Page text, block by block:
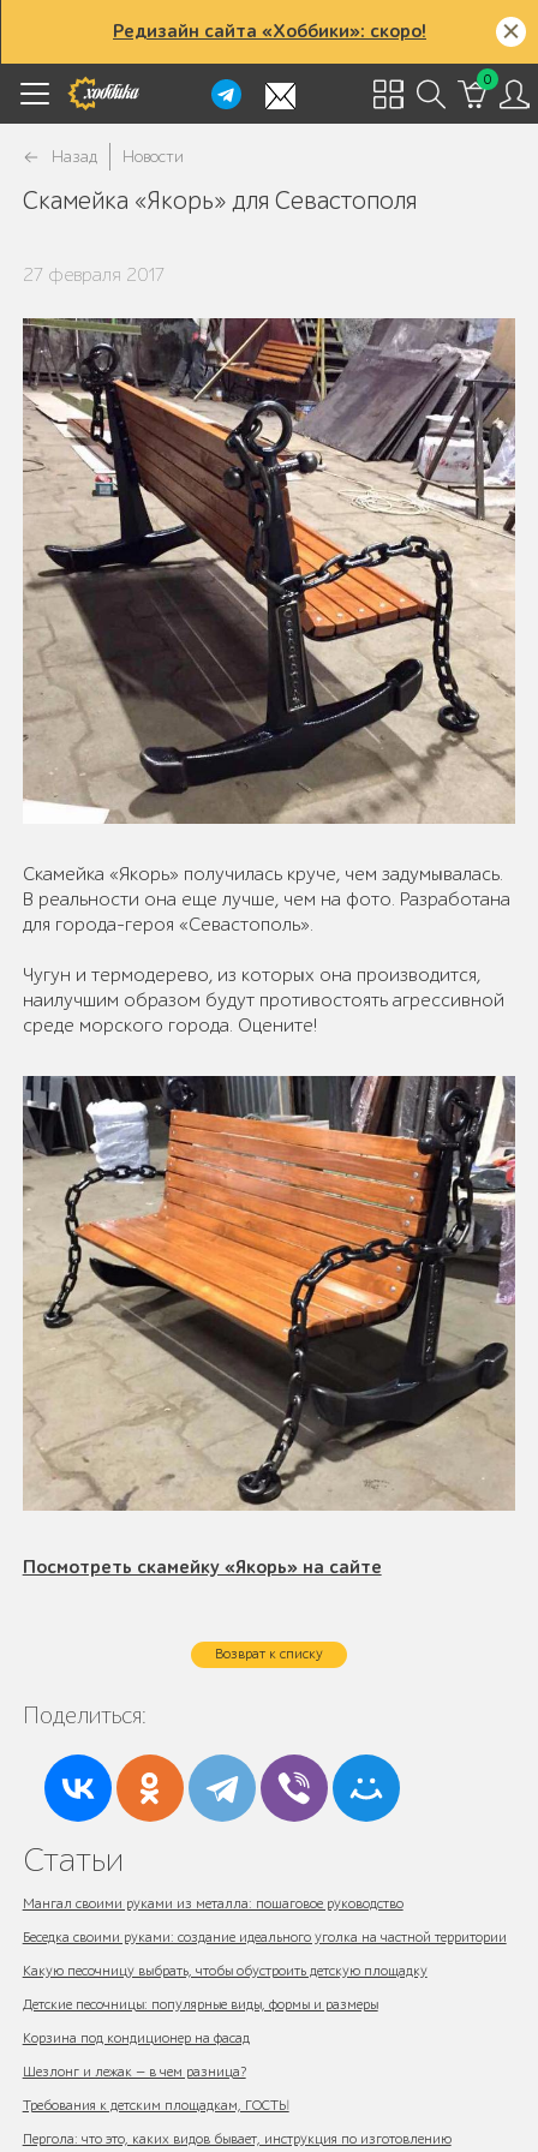
Редизайн сайта «Хоббики»: скоро!
0
Назад Новости
Скамейка «Якорь» для Севастополя
27 февраля 2017
Скамейка «Якорь» получилась круче, чем задумывалась.
В реальности она еще лучше, чем на фото. Разработана
для города-героя «Севастополь».
Чугун и термодерево, из которых она производится,
наилучшим образом будут противостоять агрессивной
среде морского города. Оцените!
Посмотреть скамейку «Якорь» на сайте
Возврат к списку
Поделиться:
Статьи
Мангал своими руками из металла: пошаговое руководство
Беседка своими руками: создание идеального уголка на частной территории
Какую песочницу выбрать, чтобы обустроить детскую площадку
Детские песочницы: популярные виды, формы и размеры
Корзина под кондиционер на фасад
Шезлонг и лежак — в чем разница?
Требования к детским площадкам, ГОСТЫ
Пергола: что это, каких видов бывает, инструкция по изготовлению